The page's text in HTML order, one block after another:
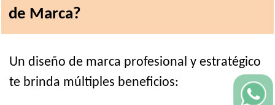
de Marca?
Un diseño de marca profesional y estratégico
te brinda múltiples beneficios: